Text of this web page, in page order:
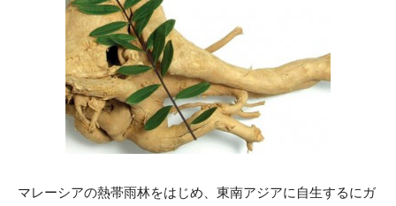
マレーシアの熱帯雨林をはじめ、東南アジアに自生するにガ